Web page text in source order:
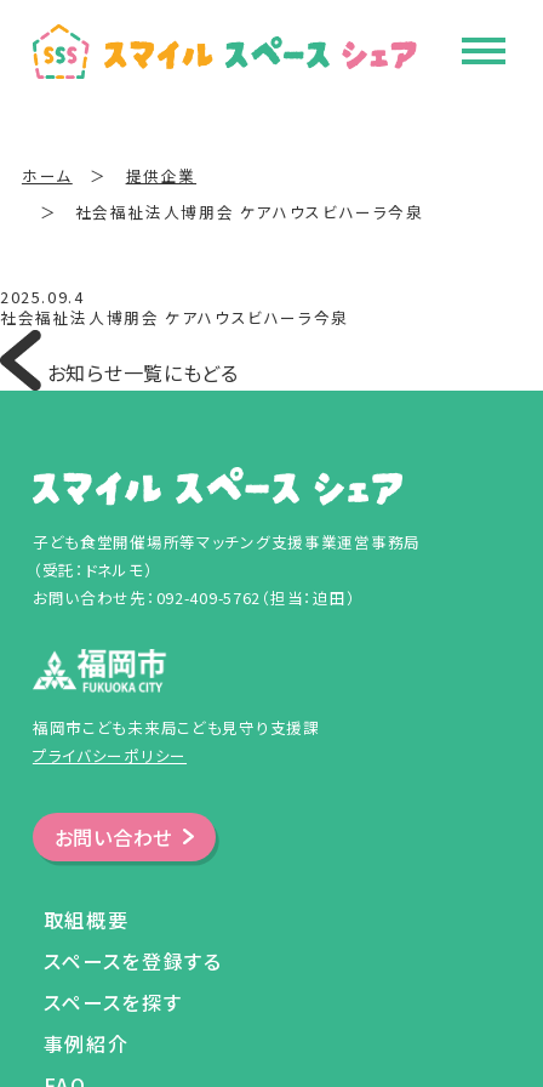
ホーム ＞ 提供企業
＞ 社会福祉法人博朋会 ケアハウスビハーラ今泉
2025.09.4
社会福祉法人博朋会 ケアハウスビハーラ今泉
お知らせ一覧にもどる
子ども食堂開催場所等マッチング支援事業運営事務局
（受託：ドネルモ）
お問い合わせ先：092-409-5762（担当：迫田）
福岡市こども未来局こども見守り支援課
プライバシーポリシー
お問い合わせ
取組概要
スペースを登録する
スペースを探す
事例紹介